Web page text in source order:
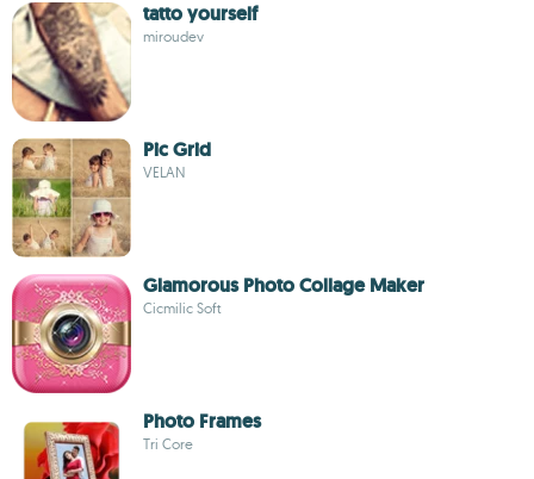
tatto yourself
miroudev
Pic Grid
VELAN
Glamorous Photo Collage Maker
Cicmilic Soft
Photo Frames
Tri Core